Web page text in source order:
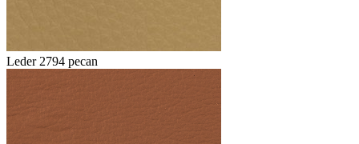
Leder 2794 pecan